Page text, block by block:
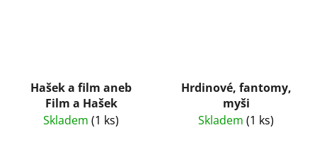
Hašek a film aneb
Film a Hašek
Skladem (1 ks)
Hrdinové, fantomy,
myši
Skladem (1 ks)